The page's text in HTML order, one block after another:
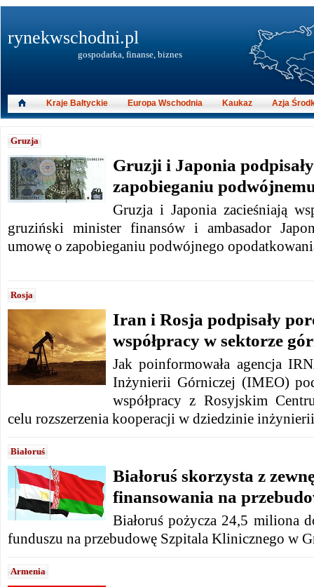
Gruzja
Gruzji i Japonia
zapobieganiu
Gruzja i Japonia zacieśniają
gruziński minister finansów i ambasador
umowę o zapobieganiu podwójnego
Rosja
Iran i Rosja podpisały
współpracy w sektorze
Jak poinformowała agencja
Inżynierii Górniczej (IMEO)
współpracy z Rosyjskim
celu rozszerzenia kooperacji w dziedzinie
Białoruś
Białoruś skorzysta z
finansowania na
Białoruś pożycza 24,5 miliona
funduszu na przebudowę Szpitala Klinicznego w
Armenia
rynekwschodni.pl
gospodarka, finanse, biznes
Kraje Bałtyckie Europa Wschodnia Kaukaz Azja